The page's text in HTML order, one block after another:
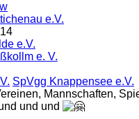
e.V.
e.V.
e. V.
SpVgg Knappensee e.V.
Mannschaften,
und und